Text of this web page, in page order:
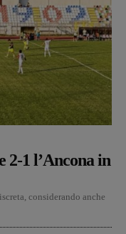
2-1 l’Ancona in
considerando anche